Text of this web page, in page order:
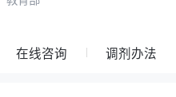
在线咨询 调剂办法